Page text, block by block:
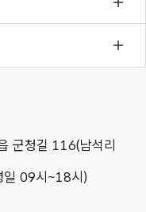
군청길 116(남석리
일 09시~18시)